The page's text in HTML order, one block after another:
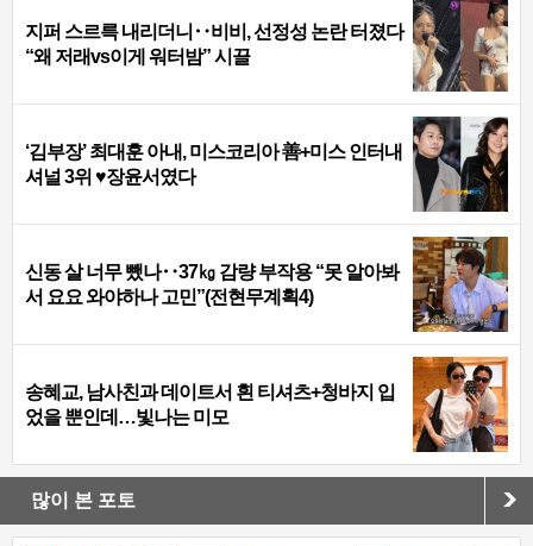
지퍼 스르륵 내리더니‥비비, 선정성 논란 터졌다
“왜 저래vs이게 워터밤” 시끌
‘김부장’ 최대훈 아내, 미스코리아 善+미스 인터내
셔널 3위 ♥장윤서였다
신동 살 너무 뺐나‥37㎏ 감량 부작용 “못 알아봐
서 요요 와야하나 고민”(전현무계획4)
송혜교, 남사친과 데이트서 흰 티셔츠+청바지 입
었을 뿐인데…빛나는 미모
많이 본 포토